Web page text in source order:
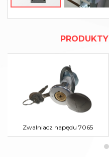
PRODUKTY
Zwalniacz napędu 7065